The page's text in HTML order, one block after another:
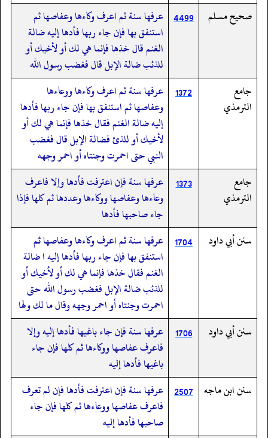
صحيح مسلم
4499 عرفها سنة ثم اعرف وكاءها وعفاصها ثم
استنفق بها فإن جاء ربها فأدها إليه ضالة
الغنم قال خذها فإنما هي لك أو لأخيك أو
للذئب ضالة الإبل قال فغضب رسول الله
جامع
الترمذي
1372
عرفها سنة ثم اعرف وكاءها ووعاءها
وعفاصها ثم استنفق بها فإن جاء ربها فأدها
إليه ضالة الغنم فقال خذها فإنما هي لك أو
لأخيك أو للذئ فضالة الإبل قال فغضب
النبي حتى احمرت وجنتاه أو احمر وجهه
جامع
الترمذي
1373
عرفها سنة فإن اعترفت فأدها وإلا فاعرف
وعاءها وعفاصها ووكاءها وعددها ثم كلها فإذا
جاء صاحبها فأدها
سنن أبي داود
1704 عرفها سنة ثم اعرف وكاءها وعفاصها ثم
استنفق بها فإن جاء ربها فأدها إليه ا ضالة
الغنم فقال خذها فإنما هي لك أو لأخيك أو
للذئب ضالة الإبل فغضب رسول الله حتى
احمرت وجنتاه أو احمر وجهه وقال ما لك ولها
سنن أبي داود
1706
عرفها سنة فإن جاء باغيها فأدها إليه وإلا
فاعرف عفاصها ووكاءها ثم كلها فإن جاء
باغيها فأدها إليه
سنن ابن ماجه 2507 عرفها سنة فإن اعترفت فأدها فإن لم تعرف
فاعرف عفاصها ووعاءها ثم كلها فإن جاء
صاحبها فأدها إليه